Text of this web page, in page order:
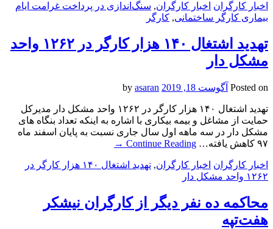
اخبار کارگران اخبار کارگران, سنگ‌اندازی در پرداخت غرامت ایام
بیماری کارگر ساختمانی, کارگر
تهدید اشتغال ۱۴۰ هزار کارگر در ۱۲۶۲ واحد
مشکل دار
Posted on آگوست 18, 2019 asaran
تهدید اشتغال ۱۴۰ هزار کارگر در ۱۲۶۲ واحد مشکل دار مدیرکل
حمایت از مشاغل و بیمه بیکاری با اشاره به اینکه تعداد بنگاه های
مشکل دار در سه ماهه اول سال جاری نسبت به پایان اسفند ماه
۹۷ کاهش یافته…
Continue Reading
→
اخبار کارگران اخبار کارگران,
تهدید اشتغال ۱۴۰ هزار کارگر در
۱۲۶۲ واحد مشکل دار
محاكمه ده نفر دیگر از کارگران نیشکر
هفت‌تپه